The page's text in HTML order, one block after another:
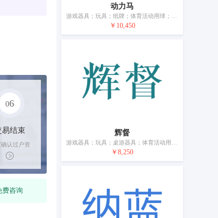
06
易结束
认过户资
平台解冻
支付卖家
费咨询
动力马
游戏器具；玩具；纸牌；体育活动用球；锻炼身体器械；射箭用器具；体育活动器械；游泳池（娱乐用品）；保护垫（运动服部件）；钓鱼用具
￥10,450
辉督
游戏器具；玩具；桌游器具；体育活动用球；锻炼身体器械；射箭用器具；拳击手套；合成材料制圣诞树；钓鱼用具；抽奖用刮刮卡
￥8,250